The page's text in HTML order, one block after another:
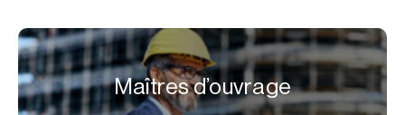
Maîtres d’ouvrage